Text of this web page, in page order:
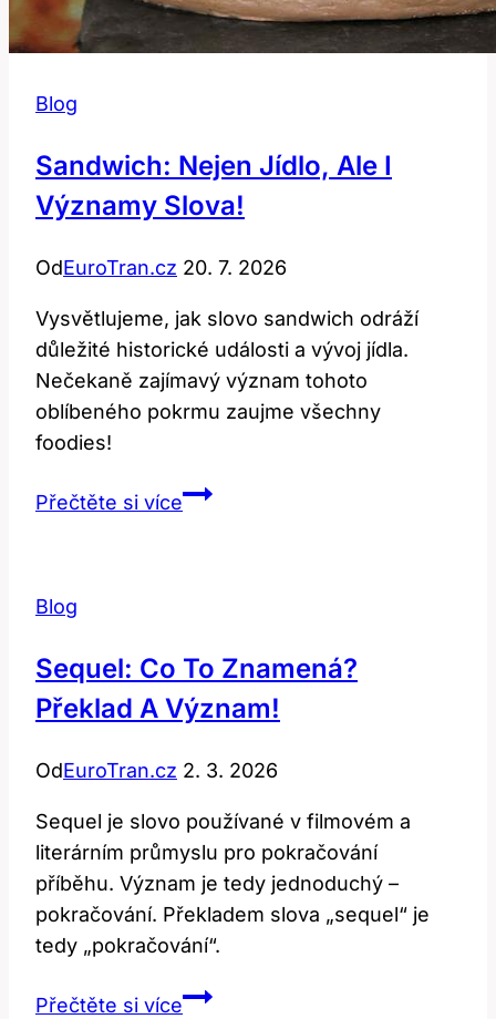
Blog
Sandwich: Nejen Jídlo, Ale I
Významy Slova!
OdEuroTran.cz 20. 7. 2026
Vysvětlujeme, jak slovo sandwich odráží
důležité historické události a vývoj jídla.
Nečekaně zajímavý význam tohoto
oblíbeného pokrmu zaujme všechny
foodies!
Přečtěte si víceSandwich:
Slova!
Blog
Sequel: Co To Znamená?
Překlad A Význam!
OdEuroTran.cz 2. 3. 2026
Sequel je slovo používané v filmovém a
literárním průmyslu pro pokračování
příběhu. Význam je tedy jednoduchý –
pokračování. Překladem slova „sequel“ je
tedy „pokračování“.
Přečtěte si víceSequel: